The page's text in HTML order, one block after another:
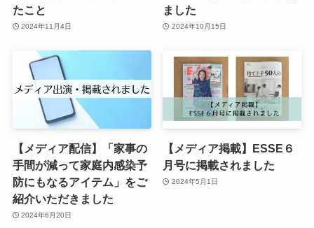
たこと
2024年11月4日
ました
2024年10月15日
【メディア配信】「家事の
手間が減って家庭内感染予
防にもなるアイテム」をご
紹介いただきました
2024年6月20日
【メディア掲載】ESSE６
月号に掲載されました
2024年5月1日